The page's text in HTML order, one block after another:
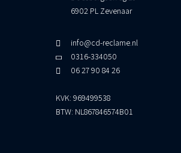
6902 PL Zevenaar
info@cd-reclame.nl
0316-334050
06 27 90 84 26
KVK: 969499538
BTW: NL867846574B01